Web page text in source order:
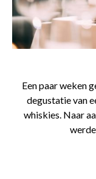
Een paar weken
degustatie van
whiskies. Naar